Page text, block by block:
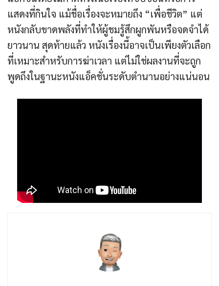
แสดงที่กินใจ แม้ชื่อเรื่องจะหมายถึง “เพื่อชีวิต” แต่
หนังกลับขาดพลังที่ทำให้ผู้ชมรู้สึกผูกพันหรือจดจำได้
ยาวนาน สุดท้ายแล้ว หนังเรื่องนี้อาจเป็นเพียงตัวเลือก
ที่เหมาะสำหรับการฆ่าเวลา แต่ไม่ใช่ผลงานที่จะถูก
พูดถึงในฐานะหนังแอ็คชั่นระดับตำนานอย่างแน่นอน